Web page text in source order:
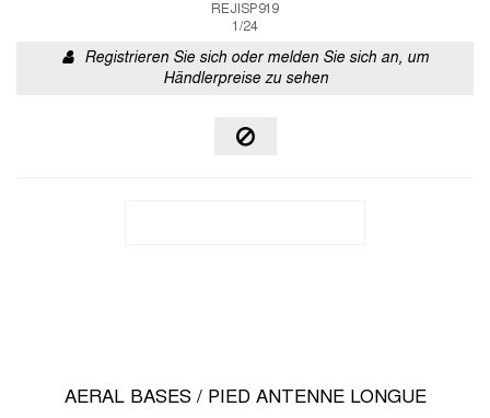
REJISP919
1/24
Registrieren Sie sich oder melden Sie sich an, um
Händlerpreise zu sehen
AERAL BASES / PIED ANTENNE LONGUE